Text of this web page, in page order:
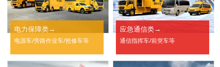
电力保障类
电源车/旁路作业车/抢修车等
应急通信类
通信指挥车/前突车等